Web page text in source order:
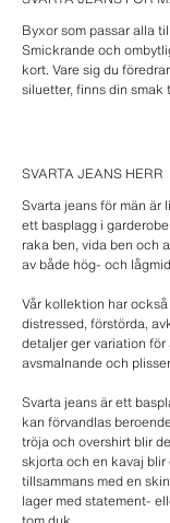
Byxor som passar alla
Smickrande och
kort. Vare sig du föredrar
siluetter, finns din
SVARTA JEANS HERR
Svarta jeans för män är
ett basplagg i
raka ben, vida ben och
av både hög- och
Vår kollektion har
distressed, förstörda,
detaljer ger variation
avsmalnande och
Svarta jeans är ett
kan förvandlas
tröja och overshirt blir
skjorta och en kavaj
tillsammans med en
lager med statement-